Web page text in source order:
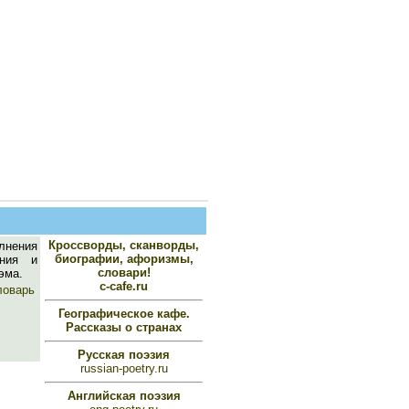
и
Кроссворды, сканворды,
биографии, афоризмы,
словари!
c-cafe.ru
Географическое кафе.
Рассказы о странах
Русская поэзия
russian-poetry.ru
Английская поэзия